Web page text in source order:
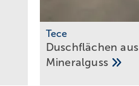
Tece
Duschflächen aus
Mineralguss